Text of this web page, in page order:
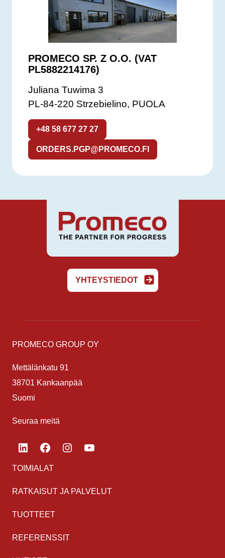
PROMECO SP. Z O.O. (VAT
PL5882214176)
Juliana Tuwima 3
PL-84-220 Strzebielino, PUOLA
+48 58 677 27 27
ORDERS.PGP@PROMECO.FI
YHTEYSTIEDOT
PROMECO GROUP OY
Mettälänkatu 91
38701 Kankaanpää
Suomi
Seuraa meitä
LinkedInFacebook
TOIMIALAT
RATKAISUT JA PALVELUT
TUOTTEET
REFERENSSIT